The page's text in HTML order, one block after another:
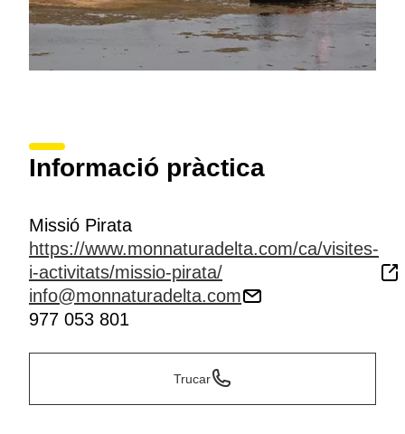
Informació pràctica
Missió Pirata
https://www.monnaturadelta.com/ca/visites-
i-activitats/missio-pirata/
info@monnaturadelta.com
977 053 801
Trucar